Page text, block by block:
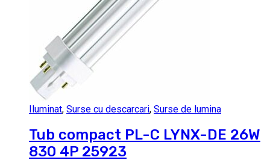
Iluminat, Surse cu descarcari, Surse de lumina
Tub compact PL-C LYNX-DE 26W
830 4P 25923